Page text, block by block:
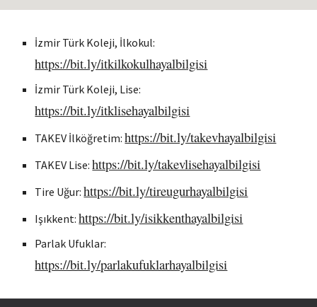
İzmir Türk Koleji, İlkokul:
https://bit.ly/itkilkokulhayalbilgisi
İzmir Türk Koleji, Lise:
https://bit.ly/itklisehayalbilgisi
TAKEV İlköğretim:https://bit.ly/takevhayalbilgisi
TAKEV Lise:https://bit.ly/takevlisehayalbilgisi
Tire Uğur:https://bit.ly/tireugurhayalbilgisi
Işıkkent:https://bit.ly/isikkenthayalbilgisi
Parlak Ufuklar:
https://bit.ly/parlakufuklarhayalbilgisi